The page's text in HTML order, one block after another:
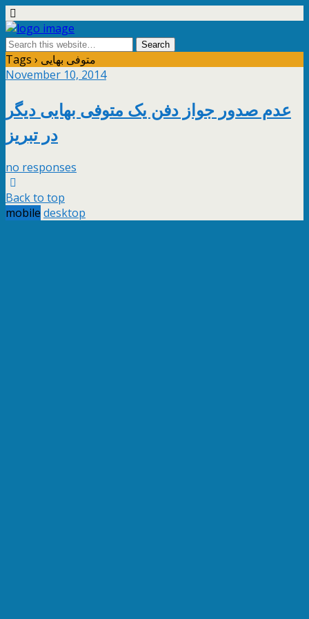
Tags › متوفی بهایی
November 10, 2014
عدم صدور جواز دفن یک متوفی بهایی دیگر
در تبریز
no responses
Back to top
mobile desktop